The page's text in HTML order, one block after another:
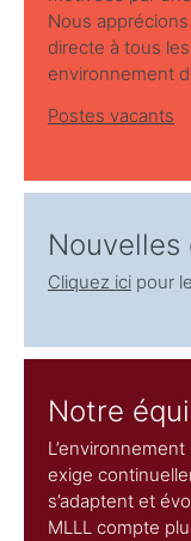
Nous
directe à tous
environnement
Postes vacants
Nouvelles
Cliquez ici pour
Notre
exige
s’adaptent et
MLLL compte